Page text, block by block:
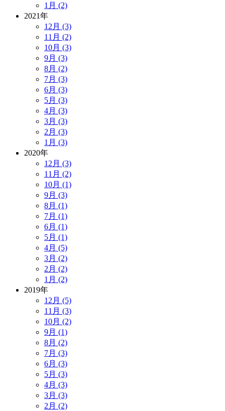
1月 (2)
2021年
12月 (3)
11月 (2)
10月 (3)
9月 (3)
8月 (2)
7月 (3)
6月 (3)
5月 (3)
4月 (3)
3月 (3)
2月 (3)
1月 (3)
2020年
12月 (3)
11月 (2)
10月 (1)
9月 (3)
8月 (1)
7月 (1)
6月 (1)
5月 (1)
4月 (5)
3月 (2)
2月 (2)
1月 (2)
2019年
12月 (5)
11月 (3)
10月 (2)
9月 (1)
8月 (2)
7月 (3)
6月 (3)
5月 (3)
4月 (3)
3月 (3)
2月 (2)